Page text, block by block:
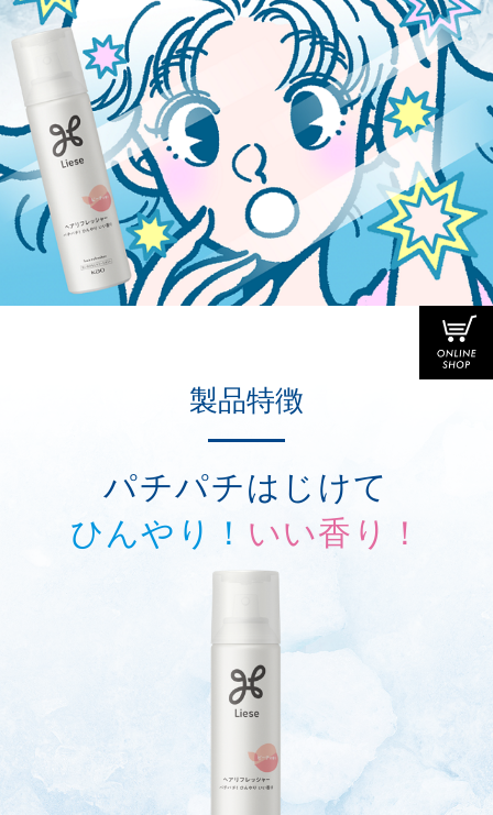
製品特徴
パチパチはじけて
ひんやり！ いい香り！